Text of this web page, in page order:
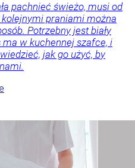
pachnieć świeżo, musi od
praniami można
Potrzebny jest biały
w kuchennej szafce, i
jak go użyć, by